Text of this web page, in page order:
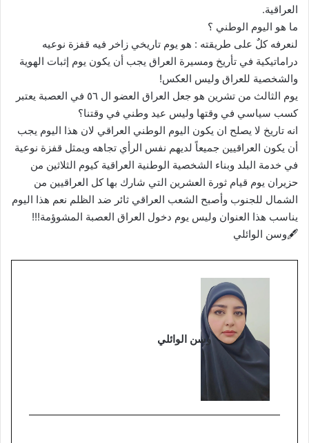
العراقية.
ما هو اليوم الوطني ؟
لنعرفه كلٌ على طريقته : هو يوم تاريخي زاخر فيه قفزة نوعيه
دراماتيكية في تأريخ ومسيرة العراق يجب أن يكون يوم إثبات الهوية
والشخصية للعراق وليس العكس!
يوم الثالث من تشرين هو جعل العراق العضو ال ٥٦ في العصبة يعتبر
كسب سياسي في وقتها وليس عيد وطني في وقتنا؟
انه تاريخ لا يصلح ان يكون اليوم الوطني العراقي لان هذا اليوم يجب
أن يكون العراقيين جميعاً لديهم نفس الرأي تجاهه ويمثل قفزة نوعية
في خدمة البلد وبناء الشخصية الوطنية العراقية كيوم الثلاثين من
حزيران يوم قيام ثورة العشرين التي شارك بها كل العراقيين من
الشمال للجنوب وأصبح الشعب العراقي ثائر ضد الظلم نعم هذا اليوم
يناسب هذا العنوان وليس يوم دخول العراق العصبة المشوؤمة!!!
🖋وسن الوائلي
وسن الوائلي